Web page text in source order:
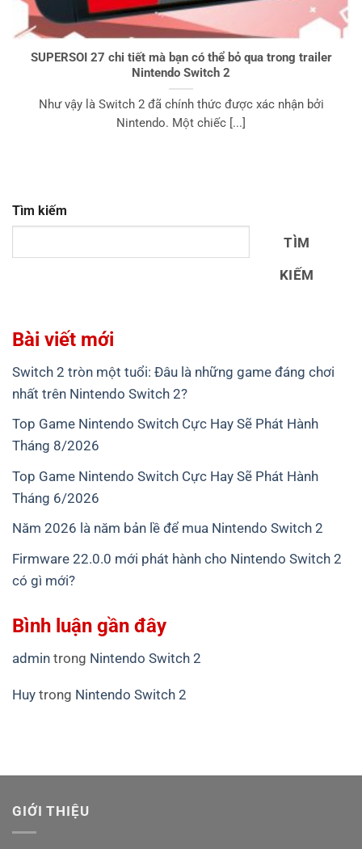
SUPERSOI 27 chi tiết mà bạn có thể bỏ qua trong trailer
Nintendo Switch 2
Như vậy là Switch 2 đã chính thức được xác nhận bởi
Nintendo. Một chiếc [...]
Tìm kiếm
TÌM
KIẾM
Bài viết mới
Switch 2 tròn một tuổi: Đâu là những game đáng chơi
nhất trên Nintendo Switch 2?
Top Game Nintendo Switch Cực Hay Sẽ Phát Hành
Tháng 8/2026
Top Game Nintendo Switch Cực Hay Sẽ Phát Hành
Tháng 6/2026
Năm 2026 là năm bản lề để mua Nintendo Switch 2
Firmware 22.0.0 mới phát hành cho Nintendo Switch 2
có gì mới?
Bình luận gần đây
admin trong Nintendo Switch 2
Huy trong Nintendo Switch 2
GIỚI THIỆU